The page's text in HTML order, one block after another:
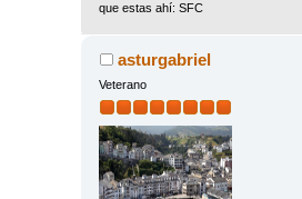
que estas ahí: SFC
asturgabriel
Veterano